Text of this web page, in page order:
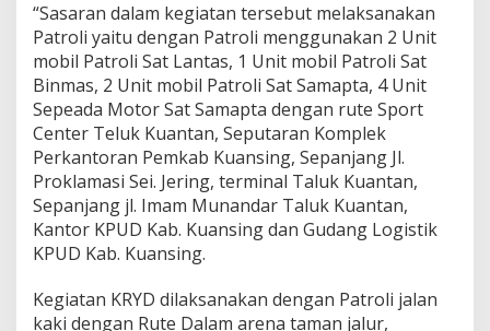
“Sasaran dalam kegiatan tersebut melaksanakan
Patroli yaitu dengan Patroli menggunakan 2 Unit
mobil Patroli Sat Lantas, 1 Unit mobil Patroli Sat
Binmas, 2 Unit mobil Patroli Sat Samapta, 4 Unit
Sepeada Motor Sat Samapta dengan rute Sport
Center Teluk Kuantan, Seputaran Komplek
Perkantoran Pemkab Kuansing, Sepanjang Jl.
Proklamasi Sei. Jering, terminal Taluk Kuantan,
Sepanjang jl. Imam Munandar Taluk Kuantan,
Kantor KPUD Kab. Kuansing dan Gudang Logistik
KPUD Kab. Kuansing.
Kegiatan KRYD dilaksanakan dengan Patroli jalan
kaki dengan Rute Dalam arena taman jalur,